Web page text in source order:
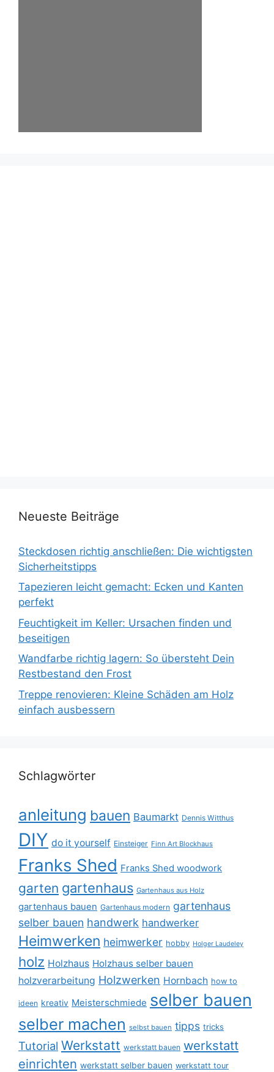
Neueste Beiträge
Steckdosen richtig anschließen: Die wichtigsten
Sicherheitstipps
Tapezieren leicht gemacht: Ecken und Kanten
perfekt
Feuchtigkeit im Keller: Ursachen finden und
beseitigen
Wandfarbe richtig lagern: So übersteht Dein
Restbestand den Frost
Treppe renovieren: Kleine Schäden am Holz
einfach ausbessern
Schlagwörter
anleitung bauen Baumarkt Dennis Witthus
DIY do it yourself Einsteiger Finn Art Blockhaus
Franks Shed Franks Shed woodwork
garten gartenhaus Gartenhaus aus Holz
gartenhaus bauen Gartenhaus modern gartenhaus
selber bauen handwerk handwerker
Heimwerken heimwerker hobby Holger Laudeley
holz Holzhaus Holzhaus selber bauen
holzverarbeitung Holzwerken Hornbach how to
ideen kreativ Meisterschmiede selber bauen
selber machen selbst bauen tipps tricks
Tutorial Werkstatt werkstatt bauen werkstatt
einrichten werkstatt selber bauen werkstatt tour